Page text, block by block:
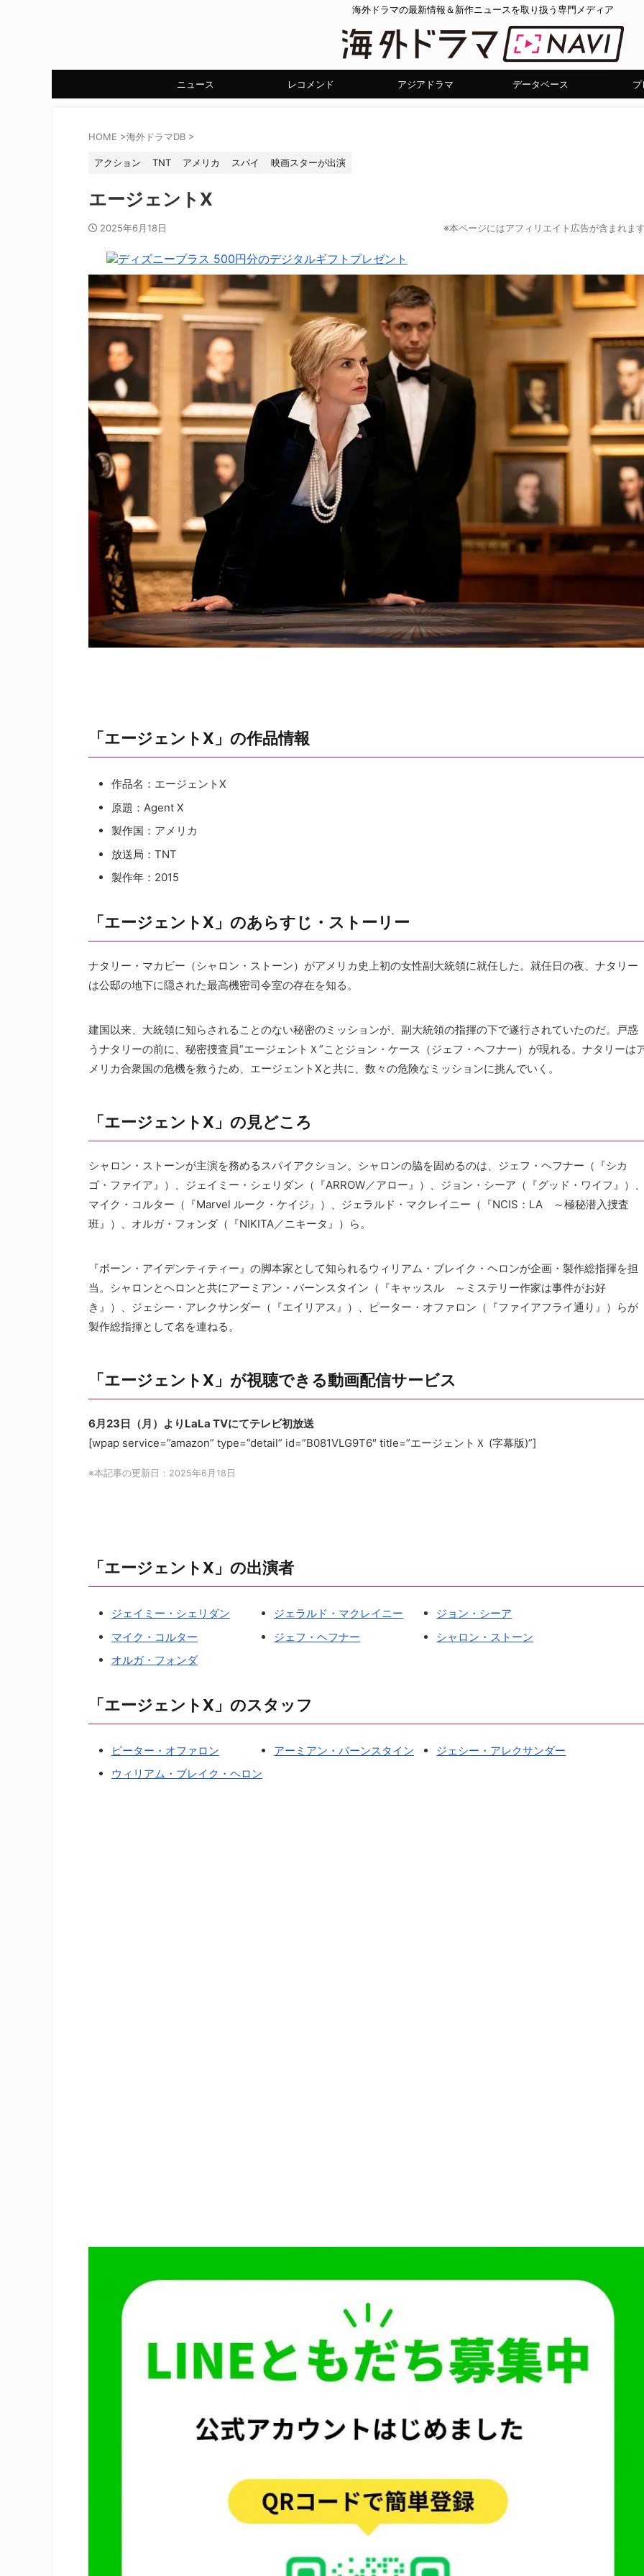
海外ドラマの最新情報＆新作ニュースを取り扱う専門メディア
ニュース レコメンド アジアドラマ データベース
HOME >海外ドラマDB >
アクション TNT アメリカ スパイ 映画スターが出演
エージェントX
2025年6月18日 ※本ページにはアフィリエイト広告が含まれま
「エージェントX」の作品情報
作品名：エージェントX
原題：Agent X
製作国：アメリカ
放送局：TNT
製作年：2015
「エージェントX」のあらすじ・ストーリー
ナタリー・マカビー（シャロン・ストーン）がアメリカ史上初の女性副大統領に就任した。就任日の夜、ナタリー
は公邸の地下に隠された最高機密司令室の存在を知る。
建国以来、大統領に知らされることのない秘密のミッションが、副大統領の指揮の下で遂行されていたのだ。戸惑
うナタリーの前に、秘密捜査員“エージェントＸ”ことジョン・ケース（ジェフ・ヘフナー）が現れる。ナタリーは
メリカ合衆国の危機を救うため、エージェントXと共に、数々の危険なミッションに挑んでいく。
「エージェントX」の見どころ
シャロン・ストーンが主演を務めるスパイアクション。シャロンの脇を固めるのは、ジェフ・ヘフナー（『シカ
ゴ・ファイア』）、ジェイミー・シェリダン（『ARROW／アロー』）、ジョン・シーア（『グッド・ワイフ』）
マイク・コルター（『Marvel ルーク・ケイジ』）、ジェラルド・マクレイニー（『NCIS：LA ～極秘潜入捜査
班』）、オルガ・フォンダ（『NIKITA／ニキータ』）ら。
『ボーン・アイデンティティー』の脚本家として知られるウィリアム・ブレイク・ヘロンが企画・製作総指揮を担
当。シャロンとヘロンと共にアーミアン・バーンスタイン（『キャッスル ～ミステリー作家は事件がお好
き』）、ジェシー・アレクサンダー（『エイリアス』）、ピーター・オファロン（『ファイアフライ通り』）らが
製作総指揮として名を連ねる。
「エージェントX」が視聴できる動画配信サービス
6月23日（月）よりLaLa TVにてテレビ初放送
[wpap service=”amazon” type=”detail” id=”B081VLG9T6″ title=”エージェントＸ (字幕版)”]
※本記事の更新日：2025年6月18日
「エージェントX」の出演者
ジェイミー・シェリダン ジェラルド・マクレイニー
ジョン・シーア
マイク・コルター
ジェフ・ヘフナー
シャロン・ストーン
オルガ・フォンダ
「エージェントX」のスタッフ
ピーター・オファロン アーミアン・バーンスタイン
ジェシー・アレクサンダー
ウィリアム・ブレイク・ヘロン